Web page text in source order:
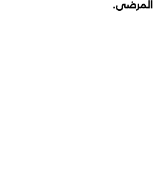
المرضى.